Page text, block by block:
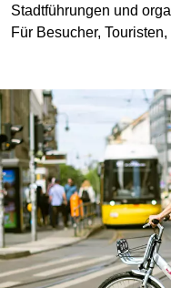
Stadtführungen und
Für Besucher,